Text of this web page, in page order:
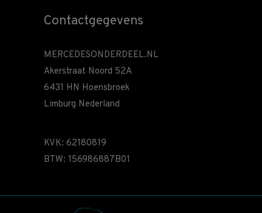
Contactgegevens
MERCEDESONDERDEEL.NL
Akerstraat Noord 52A
6431 HN Hoensbroek
Limburg Nederland
KVK: 62180819
BTW: 156986887B01